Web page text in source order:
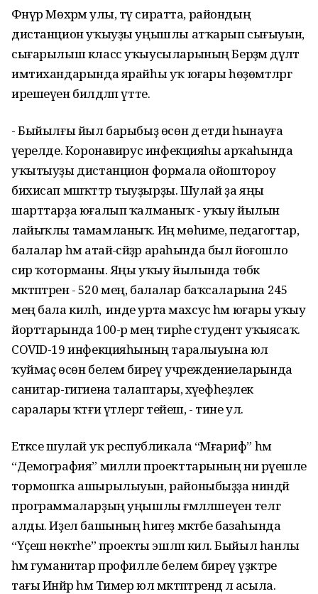
Фәнүр Мөхәрәм улы, тәү сиратта, райондың
дистанцион уҡыуҙы уңышлы атҡарып сығыуын,
сығарылыш класс уҡыусыларының Берҙәм дәүләт
имтихандарында ярайһы уҡ юғары һөҙөмтәләргә
ирешеүен билдәләп үтте.
- Быйылғы йыл барыбыҙ өсөн дә етди һынауға
әүерелде. Коронавирус инфекцияһы арҡаһында
уҡытыуҙы дистанцион формала ойоштороу
бихисап мәшәҡәттәр тыуҙырҙы. Шулай ҙа яңы
шарттарҙа юғалып ҡалманыҡ - уҡыу йылын
лайыҡлы тамамланыҡ. Иң мөһиме, педагогтар,
балалар һәм атай-әсәйҙәр араһында был йоғошло
сир ҡоторманы. Яңы уҡыу йылында төбәк
мәктәптәренә - 520 мең, балалар баҡсаларына 245
мең бала килһә, ә инде урта махсус һәм юғары уҡыу
йорттарында 100-әр мең тирәһе студент уҡыясаҡ.
COVID-19 инфекцияһының таралыуына юл
ҡуймаҫ өсөн белем биреү учреждениеларында
санитар-гигиена талаптары, хәүефһеҙлек
саралары ҡәтғи үтәлергә тейеш, - тине ул.
Етәксе шулай уҡ республикала “Мәғариф” һәм
“Демография” милли проекттарының ни рәүешле
тормошҡа ашырылыуын, районыбыҙҙа ниндәй
программаларҙың уңышлы ғәмәлләшеүен телгә
алды. Иҙел башының һигеҙ мәктәбе базаһында
“Үҫеш нөктәһе” проекты эшләп килә. Быйыл һанлы
һәм гуманитар профилле белем биреү үҙәктәре
тағы Инйәр һәм Тимер юл мәктәптәрендә лә асыла.